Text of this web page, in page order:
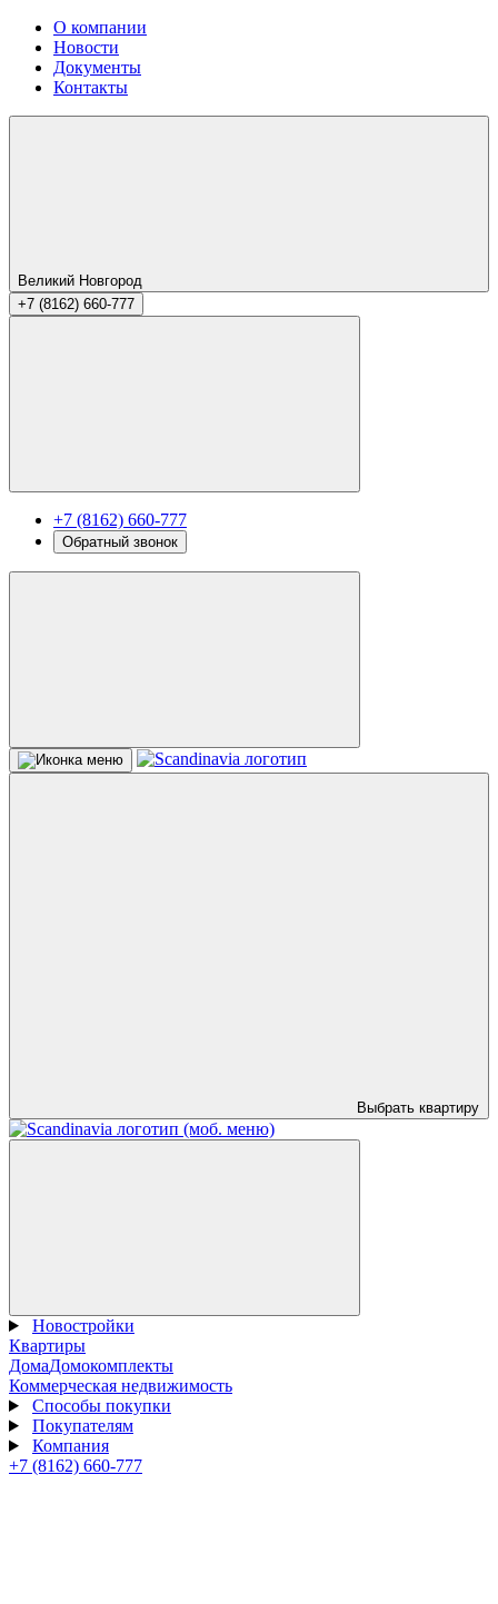
О компании
Новости
Документы
Контакты
Великий Новгород
+7 (8162) 660-777
+7 (8162) 660-777
Обратный звонок
Выбрать квартиру
Новостройки
Квартиры
ДомаДомокомплекты
Коммерческая недвижимость
Способы покупки
Покупателям
Компания
+7 (8162) 660-777